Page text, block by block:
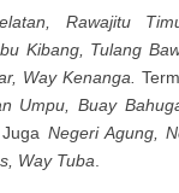
Rawajitu
Kibang, Tulang
Way Kenanga.
Umpu, Buay
Juga Negeri Agung,
Way Tuba